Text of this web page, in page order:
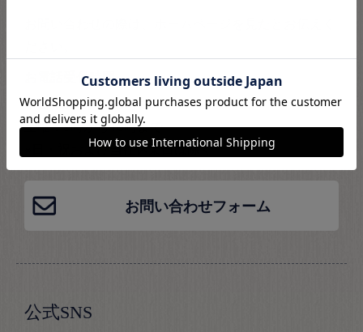
お電話受付時間
平日：9時から18時まで
土曜：9時から16時まで
※日・祝および当社休業日は除く
お問い合わせフォーム
公式SNS